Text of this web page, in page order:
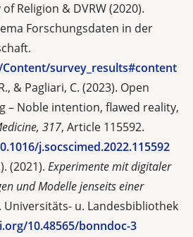
Religion & DVRW (2020).
Forschungsdaten in der
survey_results#content
& Pagliari, C. (2023). Open
– Noble intention, flawed reality,
317, Article 115592.
j.socscimed.2022.115592
(2021). Experimente mit digitaler
und Modelle jenseits einer
. Universitäts- u. Landesbibliothek
10.48565/bonndoc-3